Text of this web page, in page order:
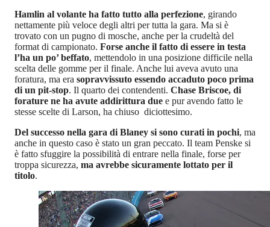
Hamlin al volante ha fatto tutto alla perfezione, girando
nettamente più veloce degli altri per tutta la gara. Ma si è
trovato con un pugno di mosche, anche per la crudeltà del
format di campionato. Forse anche il fatto di essere in testa
l’ha un po’ beffato, mettendolo in una posizione difficile nella
scelta delle gomme per il finale. Anche lui aveva avuto una
foratura, ma era sopravvissuto essendo accaduto poco prima
di un pit-stop. Il quarto dei contendenti. Chase Briscoe, di
forature ne ha avute addirittura due e pur avendo fatto le
stesse scelte di Larson, ha chiuso diciottesimo.
Del successo nella gara di Blaney si sono curati in pochi, ma
anche in questo caso è stato un gran peccato. Il team Penske si
è fatto sfuggire la possibilità di entrare nella finale, forse per
troppa sicurezza, ma avrebbe sicuramente lottato per il
titolo.